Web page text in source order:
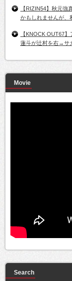
【RIZIN54】秋元
かもしれませんが、
【KNOCK OUT67
蓮斗が辻村を右→サ
Movie
Search